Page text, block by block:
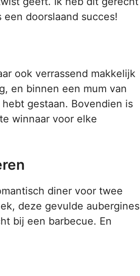
doorslaand succes!
ook verrassend makkelijk
en binnen een mum van
gestaan. Bovendien is
winnaar voor elke
diner voor twee
deze gevulde aubergines
bij een barbecue. En